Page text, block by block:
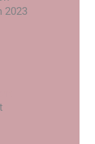
2023